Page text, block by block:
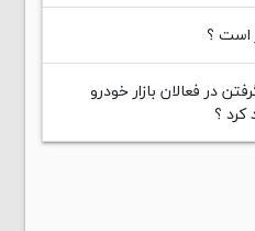
است ؟
در فعالان بازار خودرو
کرد ؟